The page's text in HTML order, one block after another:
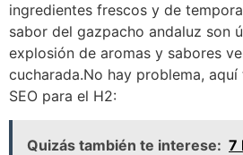
ingredientes frescos y de
sabor del gazpacho andaluz son
explosión de aromas y sabores
cucharada.No hay problema,
SEO para el H2:
Quizás también te interese: 7